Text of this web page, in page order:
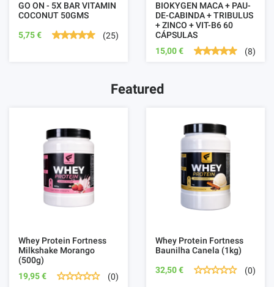
GO ON - 5X BAR VITAMIN
COCONUT 50GMS
5,75 €
(25)
BIOKYGEN MACA + PAU-
DE-CABINDA + TRIBULUS
+ ZINCO + VIT-B6 60
CÁPSULAS
15,00 €
(8)
Featured
Whey Protein Fortness
Milkshake Morango
(500g)
19,95 €
(0)
Whey Protein Fortness
Baunilha Canela (1kg)
32,50 €
(0)